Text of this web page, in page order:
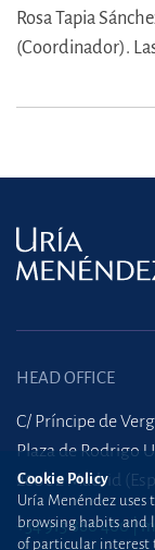
Rosa Tapia
(Coordinador).
HEAD OFFICE
C/ Príncipe de
Plaza de Rodrigo
28002 Madrid
+34 915 860 400
Cookie Policy
Uría Menéndez uses
browsing habits and
of particular interest